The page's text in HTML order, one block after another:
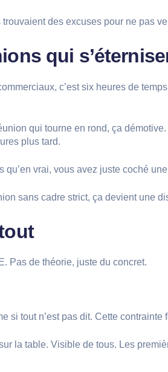
des excuses pour ne pas
qui
c’est six heures de
qui tourne en rond, ça
plus tard.
qu’en vrai, vous avez juste coché
sans cadre strict, ça devient une
Pas de théorie, juste du concret.
si tout n’est pas dit. Cette contrainte
la table. Visible de tous. Les